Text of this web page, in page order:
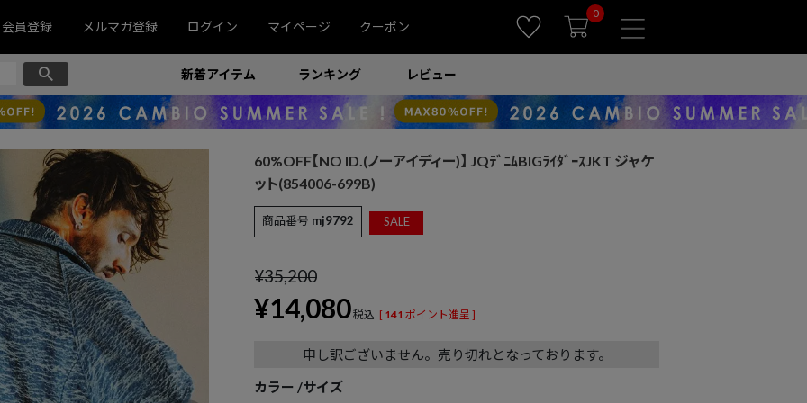
会員登録 メルマガ登録 ログイン マイページ クーポン
0
新着アイテム ランキング レビュー
60%OFF【NO ID.(ノーアイディー)】 JQﾃﾞﾆﾑBIGﾗｲﾀﾞｰｽJKT ジャケ
ット(854006-699B)
商品番号 mj9792 SALE
¥35,200
¥14,080税込 [ 141ポイント進呈 ]
申し訳ございません。売り切れとなっております。
カラー
サイズ